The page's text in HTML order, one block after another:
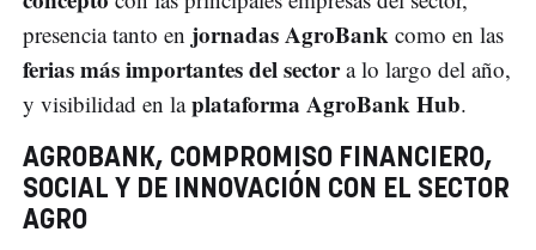
presencia tanto en jornadas AgroBank como en las
ferias más importantes del sectora lo largo del año,
y visibilidad en laplataforma AgroBank Hub.
AGROBANK, COMPROMISO FINANCIERO,
SOCIAL Y DE INNOVACIÓN CON EL SECTOR
AGRO